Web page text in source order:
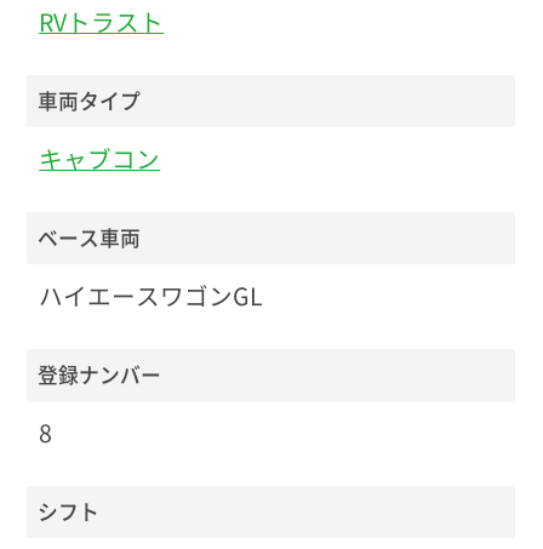
RVトラスト
車両タイプ
キャブコン
ベース車両
ハイエースワゴンGL
登録ナンバー
8
シフト